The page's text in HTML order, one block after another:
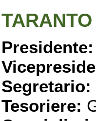
TARANTO
Presidente:
Segretario:
Tesoriere: